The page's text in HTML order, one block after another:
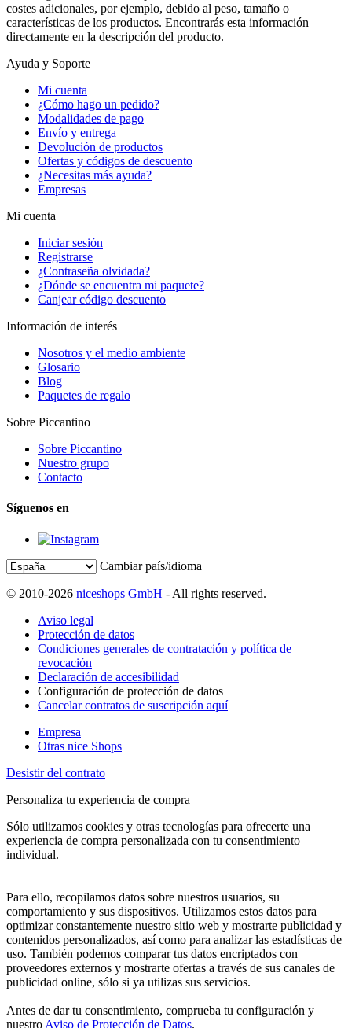
costes adicionales, por ejemplo, debido al peso, tamaño o
características de los productos. Encontrarás esta información
directamente en la descripción del producto.
Ayuda y Soporte
Mi cuenta
¿Cómo hago un pedido?
Modalidades de pago
Envío y entrega
Devolución de productos
Ofertas y códigos de descuento
¿Necesitas más ayuda?
Empresas
Mi cuenta
Iniciar sesión
Registrarse
¿Contraseña olvidada?
¿Dónde se encuentra mi paquete?
Canjear código descuento
Información de interés
Nosotros y el medio ambiente
Glosario
Blog
Paquetes de regalo
Sobre Piccantino
Sobre Piccantino
Nuestro grupo
Contacto
Síguenos en
Cambiar país/idioma
© 2010-2026 niceshops GmbH - All rights reserved.
Aviso legal
Protección de datos
Condiciones generales de contratación y política de
revocación
Declaración de accesibilidad
Configuración de protección de datos
Cancelar contratos de suscripción aquí
Empresa
Otras nice Shops
Desistir del contrato
Personaliza tu experiencia de compra
Sólo utilizamos cookies y otras tecnologías para ofrecerte una
experiencia de compra personalizada con tu consentimiento
individual.
Para ello, recopilamos datos sobre nuestros usuarios, su
comportamiento y sus dispositivos. Utilizamos estos datos para
optimizar constantemente nuestro sitio web y mostrarte publicidad y
contenidos personalizados, así como para analizar las estadísticas de
uso. También podemos comparar tus datos encriptados con
proveedores externos y mostrarte ofertas a través de sus canales de
publicidad online, sólo si ya utilizas sus servicios.
Antes de dar tu consentimiento, comprueba tu configuración y
nuestro Aviso de Protección de Datos.